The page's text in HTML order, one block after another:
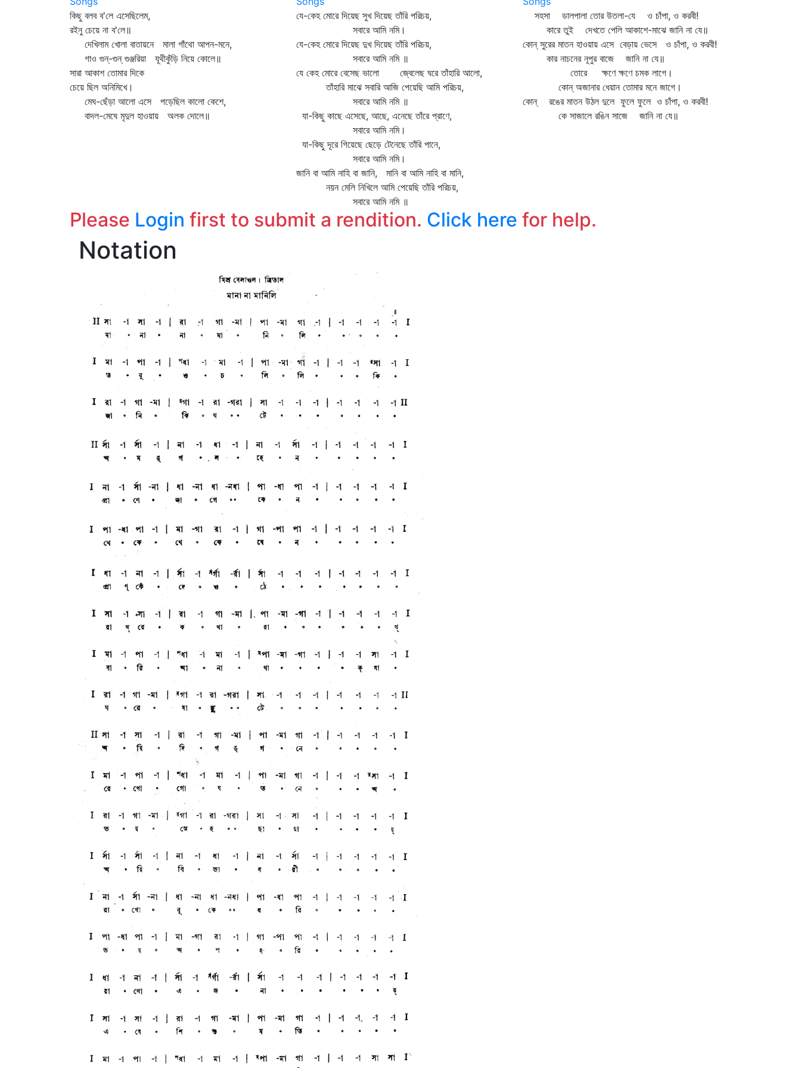
কিছু বলব ব'লে এসেছিলেম,
রইনু চেয়ে না ব'লে॥
দেখিলাম খোলা বাতায়নে মালা গাঁথো আপন-মনে,
গাও গুন্‌-গুন্‌ গুঞ্জরিয়া যূথীকুঁড়ি নিয়ে কোলে॥
সারা আকাশ তোমার দিকে
চেয়ে ছিল অনিমিখে।
মেঘ-ছেঁড়া আলো এসে পড়েছিল কালো কেশে,
বাদল-মেঘে মৃদুল হাওয়ায় অলক দোলে॥
যে-কেহ মোরে দিয়েছ সুখ দিয়েছ তাঁরি পরিচয়,
সবারে আমি নমি।
যে-কেহ মোরে দিয়েছ দুখ দিয়েছ তাঁরি পরিচয়,
সবারে আমি নমি ॥
যে কেহ মোরে বেসেছ ভালো জ্বেলেছ ঘরে তাঁহারি আলো,
তাঁহারি মাঝে সবারি আজি পেয়েছি আমি পরিচয়,
সবারে আমি নমি ॥
যা-কিছু কাছে এসেছে, আছে, এনেছে তাঁরে প্রাণে,
সবারে আমি নমি।
যা-কিছু দূরে গিয়েছে ছেড়ে টেনেছে তাঁরি পানে,
সবারে আমি নমি।
জানি বা আমি নাহি বা জানি, মানি বা আমি নাহি বা মানি,
নয়ন মেলি নিখিলে আমি পেয়েছি তাঁরি পরিচয়,
সবারে আমি নমি ॥
সহসা ডালপালা তোর উতলা-যে ও চাঁপা, ও করবী!
কারে তুই দেখতে পেলি আকাশে-মাঝে জানি না যে॥
কোন্‌ সুরের মাতন হাওয়ায় এসে বেড়ায় ভেসে ও চাঁপা, ও করবী!
কার নাচনের নূপুর বাজে জানি না যে॥
তোরে ক্ষণে ক্ষণে চমক লাগে।
কোন্‌ অজানার ধেয়ান তোমার মনে জাগে।
কোন্‌ রঙের মাতন উঠল দুলে ফুলে ফুলে ও চাঁপা, ও করবী!
কে সাজালে রঙিন সাজে জানি না যে॥
Please Login first to submit a rendition. Click here for help.
Notation